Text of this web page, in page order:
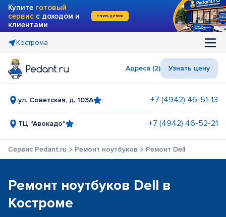
Купите готовый
сервис с доходом и
клиентами
Узнать детали
Кострома
Адреса (2) Узнать цену
ул. Советская, д. 103А +7 (4942) 46-51-13
ТЦ "Авокадо" +7 (4942) 46-52-21
Сервис Pedant.ru Ремонт ноутбуков Ремонт Dell
Ремонт ноутбуков Dell в
Костроме